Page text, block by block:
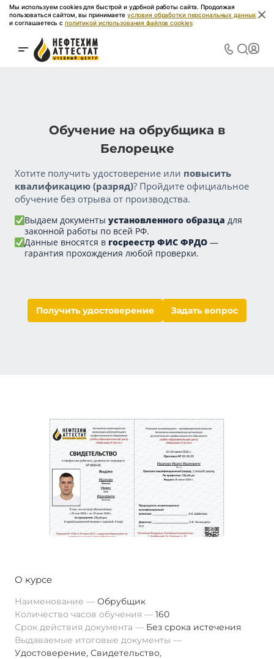
Мы используем cookies для быстрой и удобной работы сайта. Продолжая
пользоваться сайтом, вы принимаете условия обработки персональных данных
и соглашаетесь с политикой использования файлов cookies
Обучение на обрубщика в
Белорецке
Хотите получить удостоверение или повысить
квалификацию (разряд)? Пройдите официальное
обучение без отрыва от производства.
Выдаем документы установленного образца для
законной работы по всей РФ.
Данные вносятся в госреестр ФИС ФРДО —
гарантия прохождения любой проверки.
Получить удостоверение Задать вопрос
О курсе
Наименование
Обрубщик
Количество часов обучения
160
Срок действия документа
Без срока истечения
Выдаваемые итоговые документы
Удостоверение, Свидетельство,